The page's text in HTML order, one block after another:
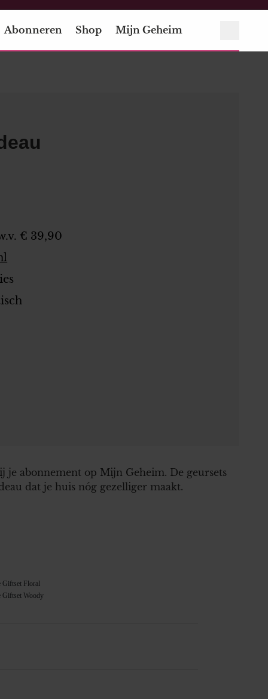
Abonneren Shop Mijn Geheim
€ 39,90
je abonnement op Mijn Geheim. De geursets
dat je huis nóg gezelliger maakt.